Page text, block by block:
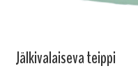
Jälkivalaiseva teippi